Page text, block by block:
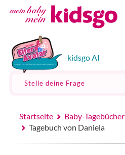
kidsgo AI
Stelle deine Frage
Startseite
Baby-Tagebücher
Tagebuch von Daniela